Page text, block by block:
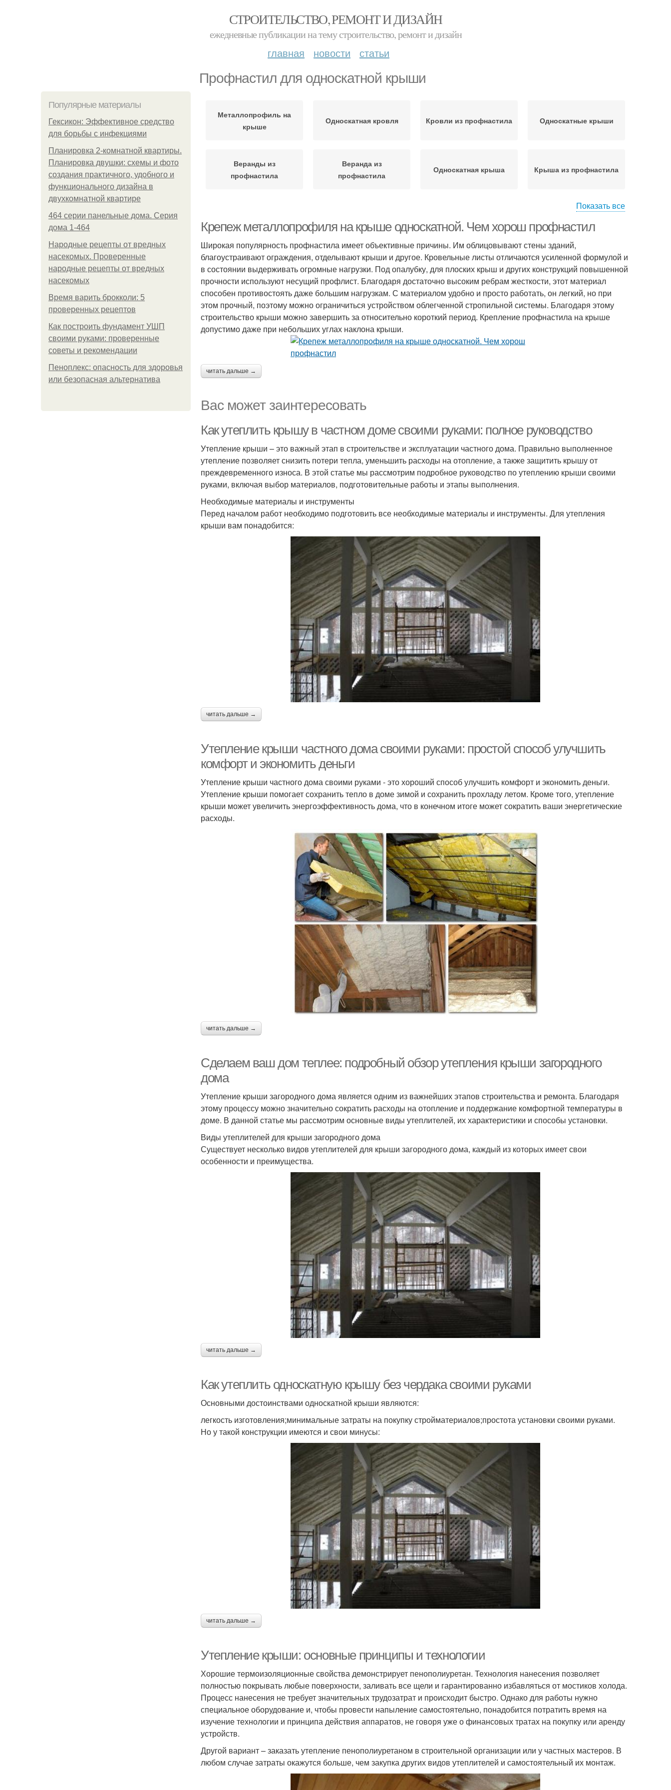
СТРОИТЕЛЬСТВО, РЕМОНТ И ДИЗАЙН
ежедневные публикации на тему строительство, ремонт и дизайн
главная новости статьи
Профнастил для односкатной крыши
Популярные материалы
Гексикон: Эффективное средство
для борьбы с инфекциями
Планировка 2-комнатной квартиры.
Планировка двушки: схемы и фото
создания практичного, удобного и
функционального дизайна в
двухкомнатной квартире
464 серии панельные дома. Серия
дома 1-464
Народные рецепты от вредных
насекомых. Проверенные
народные рецепты от вредных
насекомых
Время варить брокколи: 5
проверенных рецептов
Как построить фундамент УШП
своими руками: проверенные
советы и рекомендации
Пеноплекс: опасность для здоровья
или безопасная альтернатива
Металлопрофиль на
крыше
Односкатная кровля Кровли из профнастила Односкатные крыши
Веранды из
профнастила
Веранда из
профнастила
Односкатная крыша Крыша из профнастила
Показать все
Крепеж металлопрофиля на крыше односкатной. Чем хорош профнастил
Широкая популярность профнастила имеет объективные причины. Им облицовывают стены зданий,
благоустраивают ограждения, отделывают крыши и другое. Кровельные листы отличаются усиленной формулой и
в состоянии выдерживать огромные нагрузки. Под опалубку, для плоских крыш и других конструкций повышенной
прочности используют несущий профлист. Благодаря достаточно высоким ребрам жесткости, этот материал
способен противостоять даже большим нагрузкам. С материалом удобно и просто работать, он легкий, но при
этом прочный, поэтому можно ограничиться устройством облегченной стропильной системы. Благодаря этому
строительство крыши можно завершить за относительно короткий период. Крепление профнастила на крыше
допустимо даже при небольших углах наклона крыши.
читать дальше →
Вас может заинтересовать
Как утеплить крышу в частном доме своими руками: полное руководство
Утепление крыши – это важный этап в строительстве и эксплуатации частного дома. Правильно выполненное
утепление позволяет снизить потери тепла, уменьшить расходы на отопление, а также защитить крышу от
преждевременного износа. В этой статье мы рассмотрим подробное руководство по утеплению крыши своими
руками, включая выбор материалов, подготовительные работы и этапы выполнения.
Необходимые материалы и инструменты
Перед началом работ необходимо подготовить все необходимые материалы и инструменты. Для утепления
крыши вам понадобится:
читать дальше →
Утепление крыши частного дома своими руками: простой способ улучшить
комфорт и экономить деньги
Утепление крыши частного дома своими руками - это хороший способ улучшить комфорт и экономить деньги.
Утепление крыши помогает сохранить тепло в доме зимой и сохранить прохладу летом. Кроме того, утепление
крыши может увеличить энергоэффективность дома, что в конечном итоге может сократить ваши энергетические
расходы.
читать дальше →
Сделаем ваш дом теплее: подробный обзор утепления крыши загородного
дома
Утепление крыши загородного дома является одним из важнейших этапов строительства и ремонта. Благодаря
этому процессу можно значительно сократить расходы на отопление и поддержание комфортной температуры в
доме. В данной статье мы рассмотрим основные виды утеплителей, их характеристики и способы установки.
Виды утеплителей для крыши загородного дома
Существует несколько видов утеплителей для крыши загородного дома, каждый из которых имеет свои
особенности и преимущества.
читать дальше →
Как утеплить односкатную крышу без чердака своими руками
Основными достоинствами односкатной крыши являются:
легкость изготовления;минимальные затраты на покупку стройматериалов;простота установки своими руками.
Но у такой конструкции имеются и свои минусы:
читать дальше →
Утепление крыши: основные принципы и технологии
Хорошие термоизоляционные свойства демонстрирует пенополиуретан. Технология нанесения позволяет
полностью покрывать любые поверхности, заливать все щели и гарантированно избавляться от мостиков холода.
Процесс нанесения не требует значительных трудозатрат и происходит быстро. Однако для работы нужно
специальное оборудование и, чтобы провести напыление самостоятельно, понадобится потратить время на
изучение технологии и принципа действия аппаратов, не говоря уже о финансовых тратах на покупку или аренду
устройств.
Другой вариант – заказать утепление пенополиуретаном в строительной организации или у частных мастеров. В
любом случае затраты окажутся больше, чем закупка других видов утеплителей и самостоятельный их монтаж.